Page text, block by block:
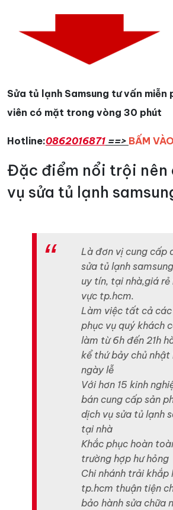
Sửa tủ lạnh Samsung tư vấn miễn
viên có mặt trong vòng 30 phút
Hotline:0862016871 ==> BẤM
Đặc điểm nổi trội nên
vụ sửa tủ lạnh
Là đơn vị cung cấp
sửa tủ lạnh
uy tín, tại nhà,giá rẻ
vực tp.hcm.
Làm việc tất cả
phục vụ quý khách
làm từ 6h đến 21h
kể thứ bảy chủ nhật
ngày lễ
Với hơn 15 kinh
bán cung cấp sản
dịch vụ sửa tủ lạnh
tại nhà
Khắc phục hoàn
trường hợp hư hỏng
Chi nhánh trải khắp
tp.hcm thuận tiện
bảo hành sửa chữa